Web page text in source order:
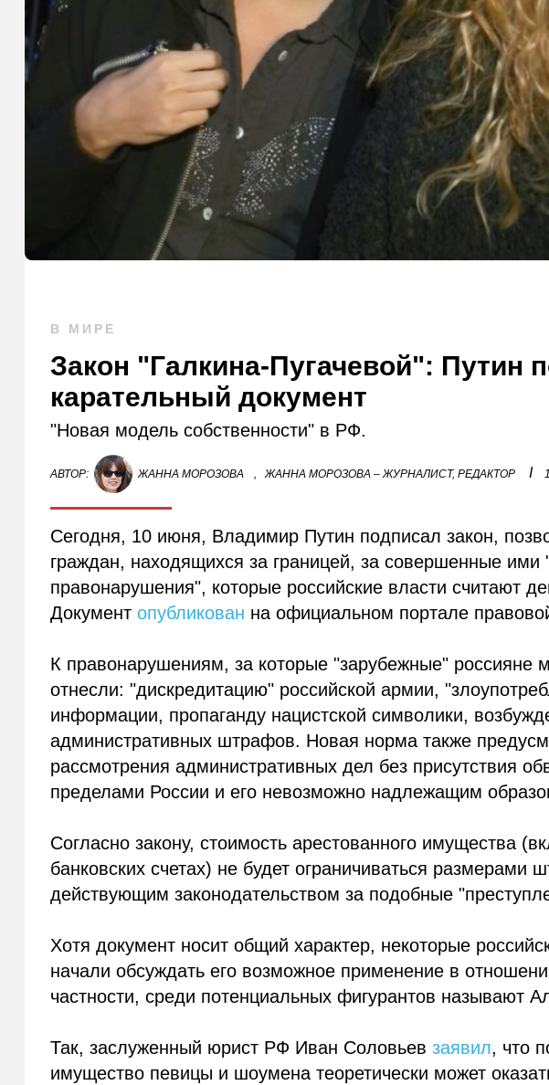
В МИРЕ
Закон "Галкина-Пугачевой": Путин
карательный документ
"Новая модель собственности" в РФ.
АВТОР: ЖАННА МОРОЗОВА , ЖАННА МОРОЗОВА – ЖУРНАЛИСТ, РЕДАКТОР I
Сегодня, 10 июня, Владимир Путин подписал закон,
граждан, находящихся за границей, за совершенные ими
правонарушения", которые российские власти считают
Документопубликован на официальном портале
К правонарушениям, за которые "зарубежные" россияне
отнесли: "дискредитацию" российской армии,
информации, пропаганду нацистской символики,
административных штрафов. Новая норма также
рассмотрения административных дел без присутствия
пределами России и его невозможно надлежащим
Согласно закону, стоимость арестованного имущества
банковских счетах) не будет ограничиваться
действующим законодательством за подобные
Хотя документ носит общий характер, некоторые
начали обсуждать его возможное применение в
частности, среди потенциальных фигурантов называют
Так, заслуженный юрист РФ Иван Соловьевзаявил, что
имущество певицы и шоумена теоретически может